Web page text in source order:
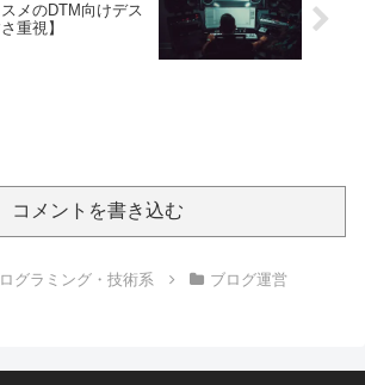
メのDTM向けデス
重視】
コメントを書き込む
グラミング・技術系 ブログ運営